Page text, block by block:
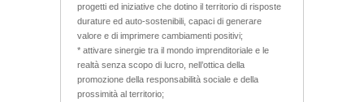
progetti ed iniziative che dotino il territorio di risposte
durature ed auto-sostenibili, capaci di generare
valore e di imprimere cambiamenti positivi;
* attivare sinergie tra il mondo imprenditoriale e le
realtà senza scopo di lucro, nell’ottica della
promozione della responsabilità sociale e della
prossimità al territorio;